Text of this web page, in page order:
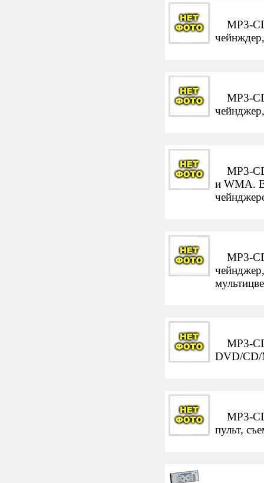
MP3-
MP3-
MP3-
и WMA.
MP3-
MP3-
DVD/CD/
MP3-
пульт,